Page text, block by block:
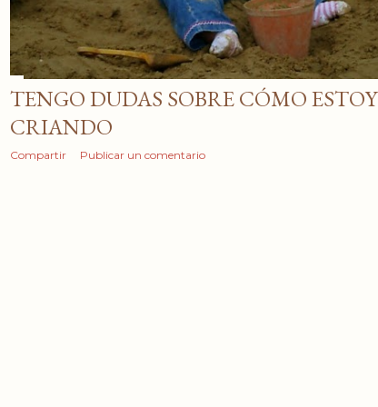
TENGO DUDAS SOBRE CÓMO ESTOY
CRIANDO
Compartir Publicar un comentario